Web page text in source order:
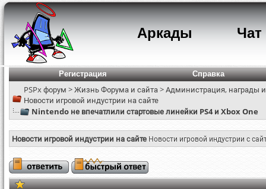
Аркады Чат
Регистрация Справка
PSPx форум >Жизнь Форума и сайта>Администрация, награды
Новости игровой индустрии на сайте
Nintendo не впечатлили стартовые линейки PS4 и Xbox One
Новости игровой индустрии на сайтеНовости игровой индустрии с